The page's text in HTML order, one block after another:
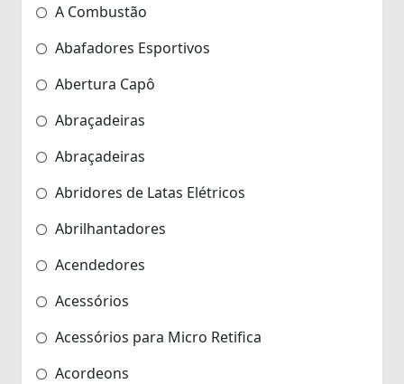
A Combustão
Abafadores Esportivos
Abertura Capô
Abraçadeiras
Abraçadeiras
Abridores de Latas Elétricos
Abrilhantadores
Acendedores
Acessórios
Acessórios para Micro Retifica
Acordeons